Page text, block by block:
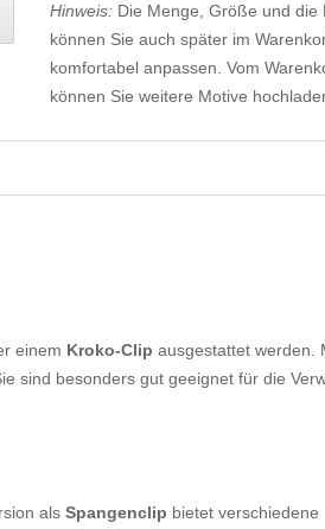
Hinweis:Die Menge, Größe und die
können Sie auch später im
komfortabel anpassen. Vom
können Sie weitere Motive
einem Kroko-Clip ausgestattet werden.
sind besonders gut geeignet für die
als Spangenclip bietet verschiedene